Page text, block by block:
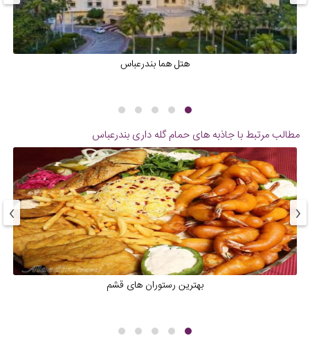
هتل هما بندرعباس
مطالب مرتبط با جاذبه های حمام گله داری بندرعباس
بهترین رستوران های قشم
‹
›